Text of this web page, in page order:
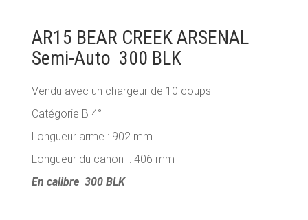
AR15 BEAR CREEK ARSENAL
Semi-Auto 300 BLK
Vendu avec un chargeur de 10 coups
Catégorie B 4°
Longueur arme : 902 mm
Longueur du canon : 406 mm
En calibre 300 BLK